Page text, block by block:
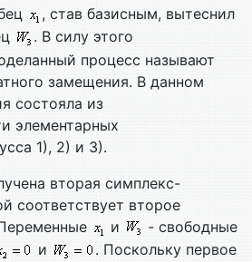
, став базисным, вытеснил
. В силу этого
процесс называют
замещения. В данном
состояла из
элементарных
1), 2) и 3).
вторая симплекс-
соответствует второе
и
- свободные
и
. Поскольку первое